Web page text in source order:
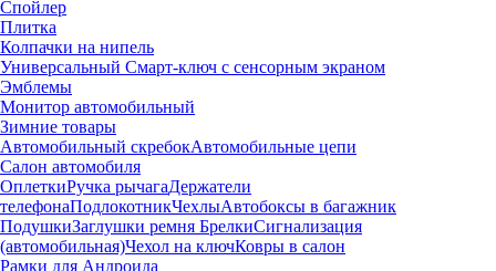
Спойлер
Плитка
Колпачки на нипель
Универсальный Смарт-ключ с сенсорным экраном
Эмблемы
Монитор автомобильный
Зимние товары
Автомобильный скребокАвтомобильные цепи
Салон автомобиля
ОплеткиРучка рычагаДержатели
телефонаПодлокотникЧехлыАвтобоксы в багажник
ПодушкиЗаглушки ремня БрелкиСигнализация
(автомобильная)Чехол на ключКовры в салон
Рамки для Андроида